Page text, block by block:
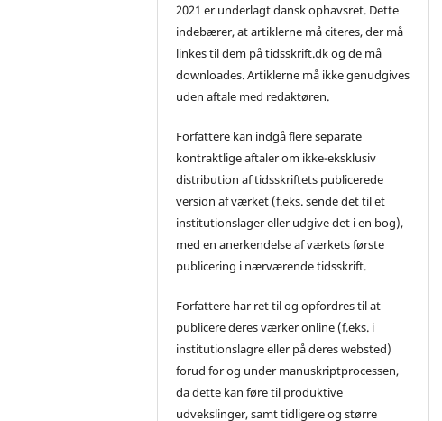
2021 er underlagt dansk ophavsret. Dette
indebærer, at artiklerne må citeres, der må
linkes til dem på tidsskrift.dk og de må
downloades. Artiklerne må ikke genudgives
uden aftale med redaktøren.
Forfattere kan indgå flere separate
kontraktlige aftaler om ikke-eksklusiv
distribution af tidsskriftets publicerede
version af værket (f.eks. sende det til et
institutionslager eller udgive det i en bog),
med en anerkendelse af værkets første
publicering i nærværende tidsskrift.
Forfattere har ret til og opfordres til at
publicere deres værker online (f.eks. i
institutionslagre eller på deres websted)
forud for og under manuskriptprocessen,
da dette kan føre til produktive
udvekslinger, samt tidligere og større